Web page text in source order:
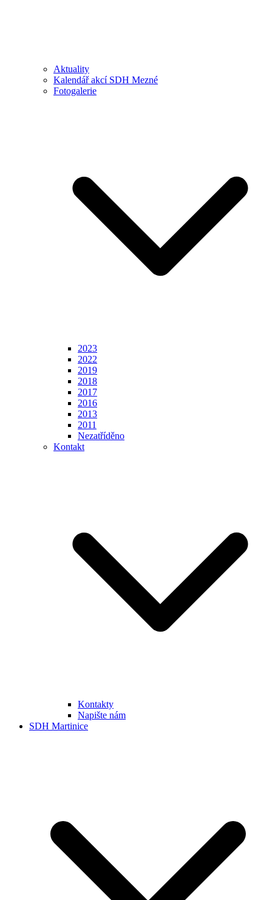
Aktuality
Kalendář akcí SDH Mezné
Fotogalerie
2023
2022
2019
2018
2017
2016
2013
2011
Nezatříděno
Kontakt
Kontakty
Napište nám
SDH Martinice